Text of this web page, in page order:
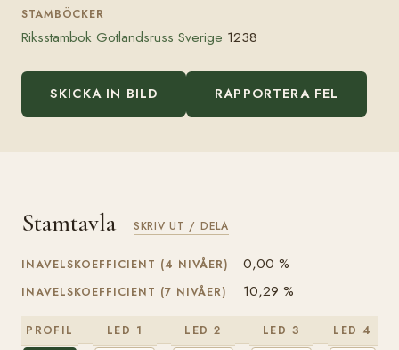
STAMBÖCKER
Riksstambok Gotlandsruss Sverige 1238
SKICKA IN BILD RAPPORTERA FEL
Stamtavla SKRIV UT / DELA
INAVELSKOEFFICIENT (4 NIVÅER) 0,00 %
INAVELSKOEFFICIENT (7 NIVÅER) 10,29 %
PROFIL LED 1 LED 2 LED 3 LED 4